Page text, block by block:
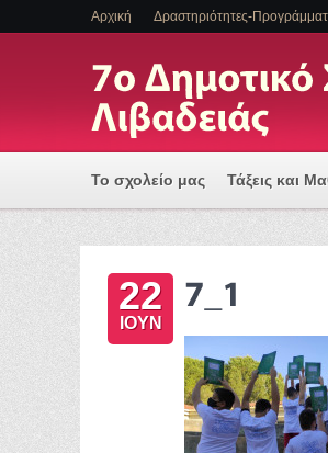
Αρχική Δραστηριότητες-
Το σχολείο μας Τάξεις και
Πρόγραμμα Εισαγωγής Η/Υ για
ΕΝΤΑΞΗ ΜΑΘΗΤΩΝ ΜΕ
22
ΙΟΥΝ